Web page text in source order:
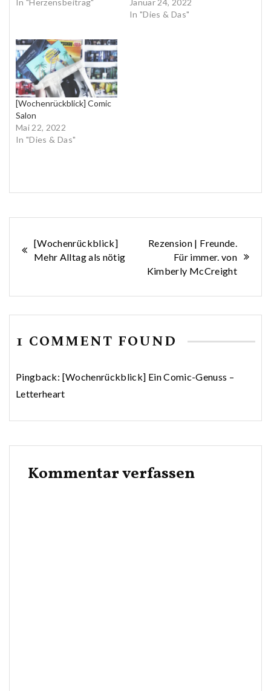
In "Dies & Das"
[Wochenrückblick] Comic
Salon
Mai 22, 2022
In "Dies & Das"
Beitragsnavigation
[Wochenrückblick]
Mehr Alltag als nötig
Rezension | Freunde.
Für immer. von
Kimberly McCreight
1 COMMENT FOUND
Pingback: [Wochenrückblick] Ein Comic-Genuss –
Letterheart
Kommentar verfassen